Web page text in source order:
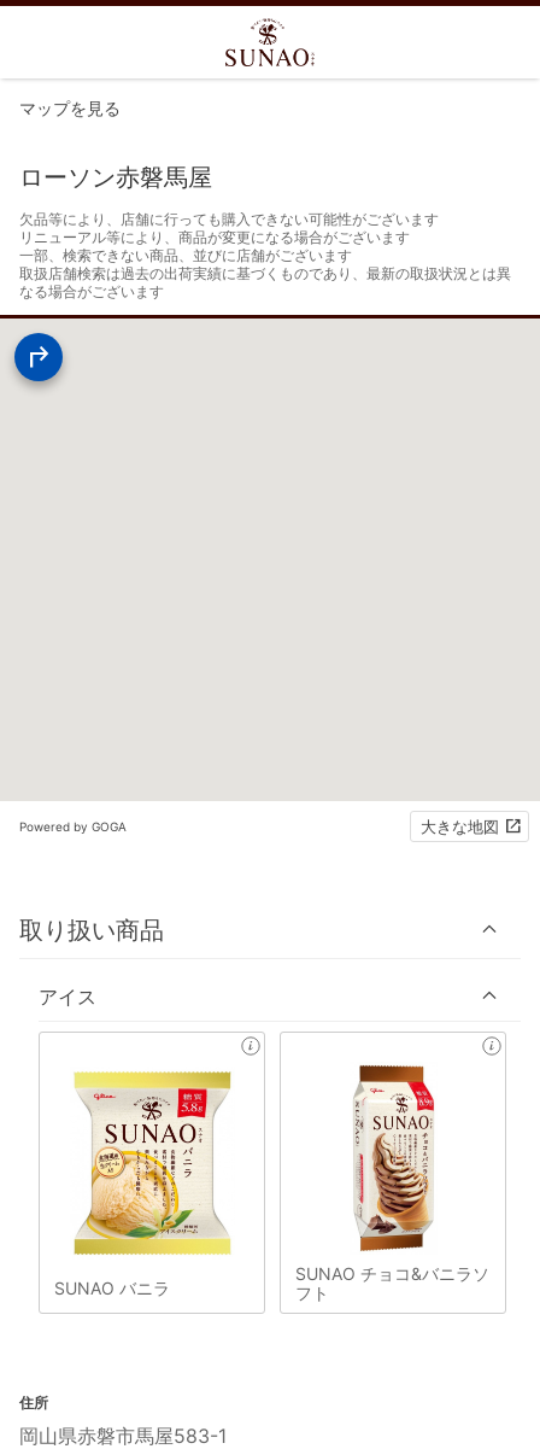
マップを見る
ローソン赤磐馬屋
欠品等により、店舗に行っても購入できない可能性がございます
リニューアル等により、商品が変更になる場合がございます
一部、検索できない商品、並びに店舗がございます
取扱店舗検索は過去の出荷実績に基づくものであり、最新の取扱状況とは異
なる場合がございます
Powered by GOGA 大きな地図
取り扱い商品
アイス
SUNAO バニラ
SUNAO チョコ&バニラソ
フト
住所
岡山県赤磐市馬屋583-1